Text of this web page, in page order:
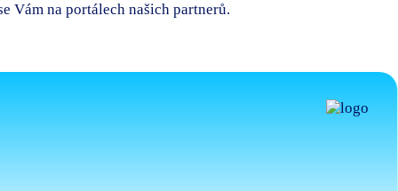
Vám na portálech našich partnerů.